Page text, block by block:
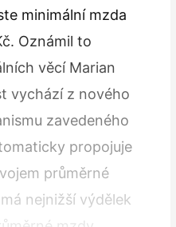
minimální mzda
Oznámil to
věcí Marian
vychází z nového
zavedeného
propojuje
průměrné
nejnižší výdělek